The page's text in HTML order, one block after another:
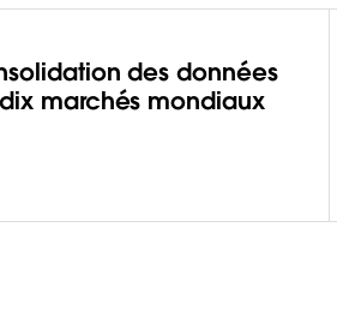
des données
marchés mondiaux